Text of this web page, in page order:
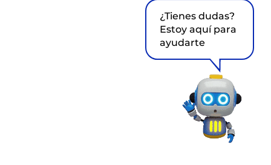
¿Tienes dudas?
Estoy aquí para
ayudarte